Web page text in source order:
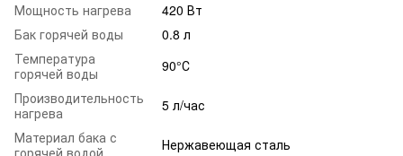
Мощность нагрева
420 Вт
Бак горячей воды
0.8 л
Температура
горячей воды
90°С
Производительность
нагрева
5 л/час
Материал бака с
Нержавеющая сталь